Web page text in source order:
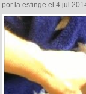
por la esfinge el 4 jul